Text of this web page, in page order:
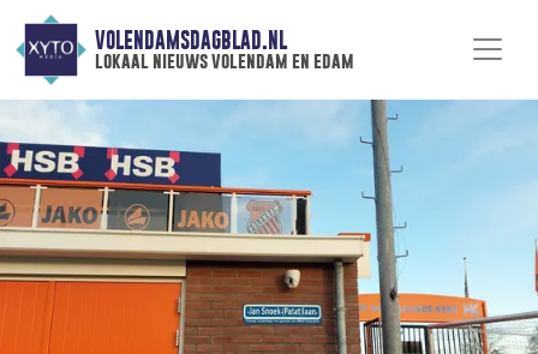
VOLENDAMSDAGBLAD.NL
lokaal nieuws volendam en edam